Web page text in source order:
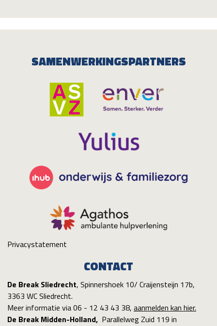
SAMENWERKINGSPARTNERS
Privacystatement
CONTACT
De Break Sliedrecht, Spinnershoek 10/ Craijensteijn 17b,
3363 WC Sliedrecht.
Meer informatie via 06 - 12 43 43 38, aanmelden kan hier.
De Break Midden-Holland, Parallelweg Zuid 119 in